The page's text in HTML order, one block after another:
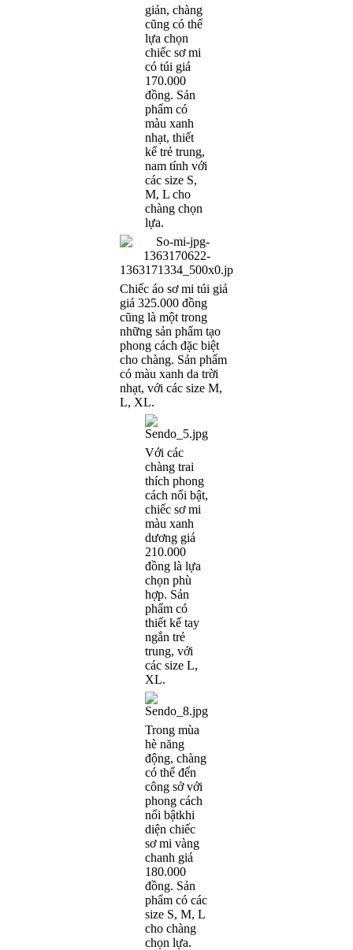
giản, chàng
cũng có thể
lựa chọn
chiếc sơ mi
có túi giá
170.000
đồng. Sản
phẩm có
màu xanh
nhạt, thiết
kế trẻ trung,
nam tính với
các size S,
M, L cho
chàng chọn
lựa.
Chiếc áo sơ mi túi giả
giá 325.000 đồng
cũng là một trong
những sản phẩm tạo
phong cách đặc biệt
cho chàng. Sản phẩm
có màu xanh da trời
nhạt, với các size M,
L, XL.
Với các
chàng trai
thích phong
cách nổi bật,
chiếc sơ mi
màu xanh
dương giá
210.000
đồng là lựa
chọn phù
hợp. Sản
phẩm có
thiết kế tay
ngắn trẻ
trung, với
các size L,
XL.
Trong mùa
hè năng
động, chàng
có thể đến
công sở với
phong cách
nổi bậtkhi
diện chiếc
sơ mi vàng
chanh giá
180.000
đồng. Sản
phẩm có các
size S, M, L
cho chàng
chọn lựa.